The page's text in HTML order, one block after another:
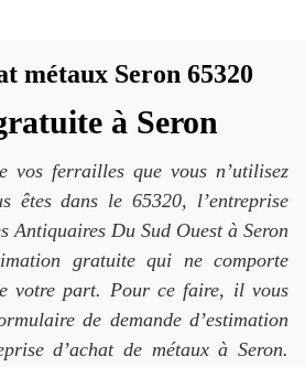
métaux Seron 65320
à Seron
vos ferrailles que vous n’utilisez
êtes dans le 65320, l’entreprise
Antiquaires Du Sud Ouest à Seron
gratuite qui ne comporte
votre part. Pour ce faire, il vous
de demande d’estimation
d’achat de métaux à Seron.